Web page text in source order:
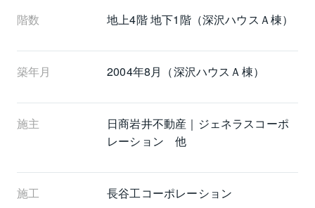
階数 地上4階 地下1階（深沢ハウスＡ棟）
築年月 2004年8月（深沢ハウスＡ棟）
施主
日商岩井不動産｜ジェネラスコーポ
レーション 他
施工 長谷工コーポレーション